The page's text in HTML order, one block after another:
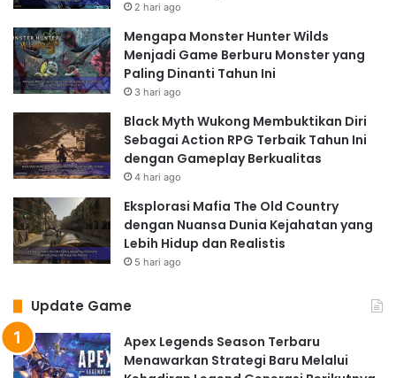
2 hari ago
Mengapa Monster Hunter Wilds
Menjadi Game Berburu Monster yang
Paling Dinanti Tahun Ini
3 hari ago
Black Myth Wukong Membuktikan Diri
Sebagai Action RPG Terbaik Tahun Ini
dengan Gameplay Berkualitas
4 hari ago
Eksplorasi Mafia The Old Country
dengan Nuansa Dunia Kejahatan yang
Lebih Hidup dan Realistis
5 hari ago
Update Game
Apex Legends Season Terbaru
Menawarkan Strategi Baru Melalui